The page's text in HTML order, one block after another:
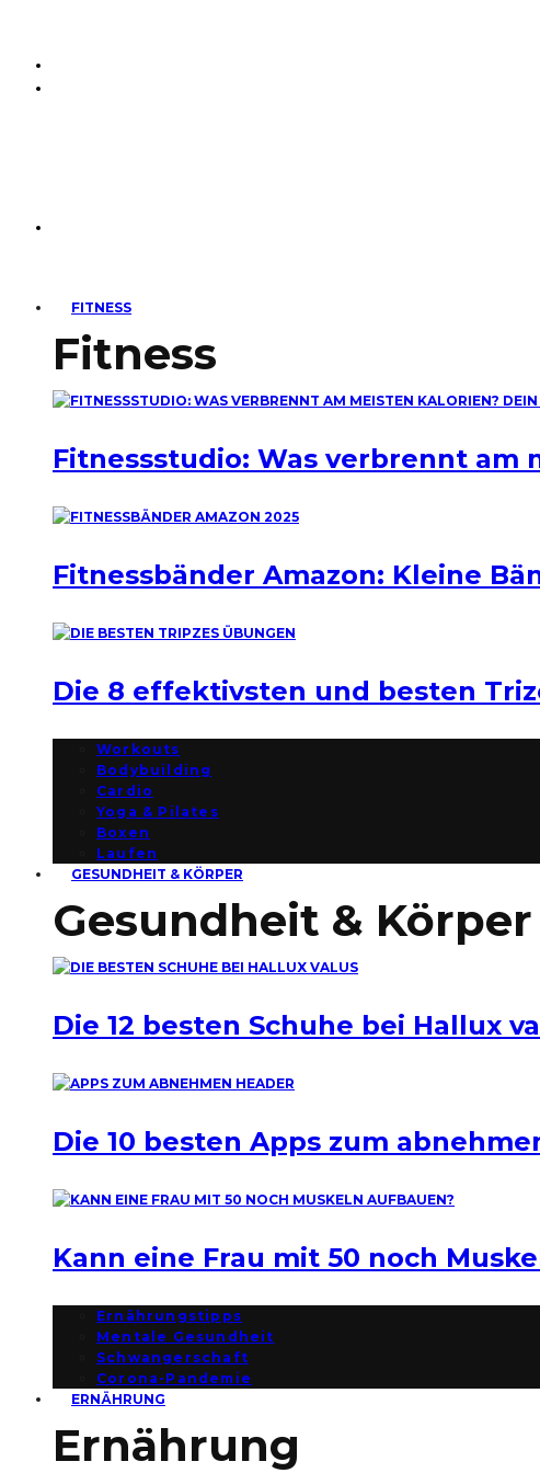
FITNESS
Fitness
Fitnessstudio: Was verbrennt am
Fitnessbänder Amazon: Kleine
Die 8 effektivsten und besten
Workouts
Bodybuilding
Cardio
Yoga & Pilates
Boxen
Laufen
GESUNDHEIT & KÖRPER
Gesundheit & Körper
Die 12 besten Schuhe bei Hallux
Die 10 besten Apps zum
Kann eine Frau mit 50 noch
Ernährungstipps
Mentale Gesundheit
Schwangerschaft
Corona-Pandemie
ERNÄHRUNG
Ernährung